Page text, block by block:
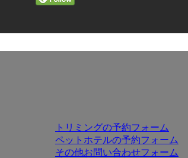
トリミングの予約フォーム
ペットホテルの予約フォーム
その他お問い合わせフォーム